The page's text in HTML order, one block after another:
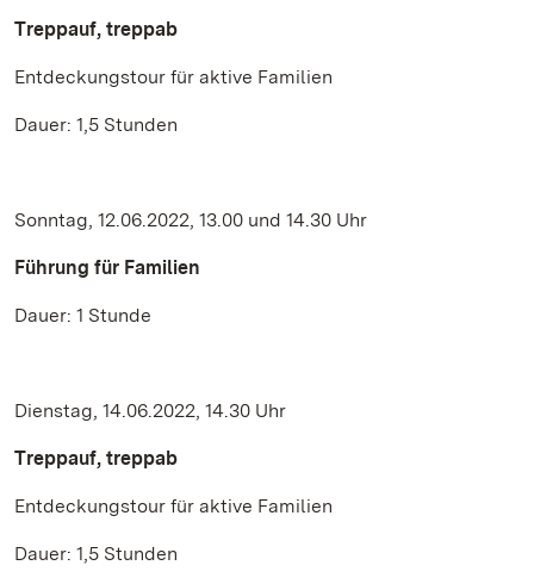
Treppauf, treppab
Entdeckungstour für aktive Familien
Dauer: 1,5 Stunden
Sonntag, 12.06.2022, 13.00 und 14.30 Uhr
Führung für Familien
Dauer: 1 Stunde
Dienstag, 14.06.2022, 14.30 Uhr
Treppauf, treppab
Entdeckungstour für aktive Familien
Dauer: 1,5 Stunden